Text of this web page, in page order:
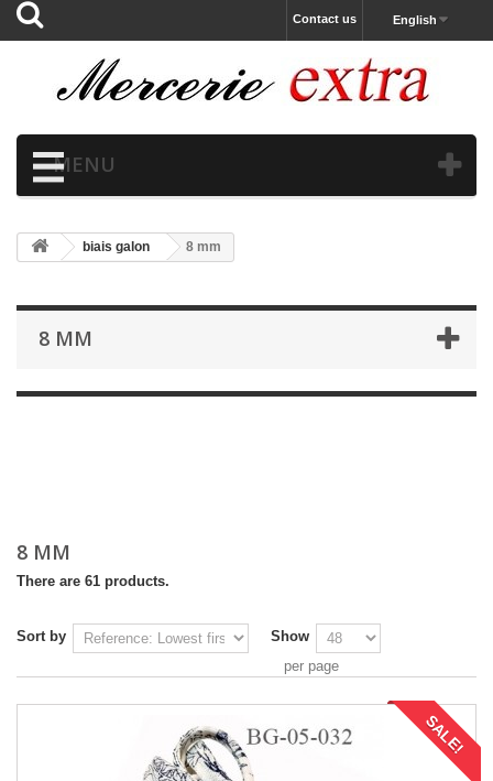
English
Contact us
MENU
biais galon 8 mm
8 MM
8 MM
There are 61 products.
Sort by
Show
per page
SALE!